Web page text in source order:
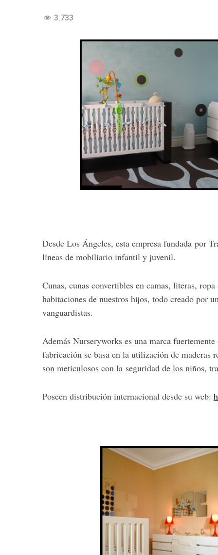
3.733
Desde Los Ángeles, esta empresa fundada por
líneas de mobiliario infantil y juvenil.
Cunas, cunas convertibles en camas, literas,
habitaciones de nuestros hijos, todo creado por
vanguardistas.
Además Nurseryworks es una marca
fabricación se basa en la utilización de maderas
son meticulosos con la seguridad de los niños,
Poseen distribución internacional desde su web:
a
r
o
r